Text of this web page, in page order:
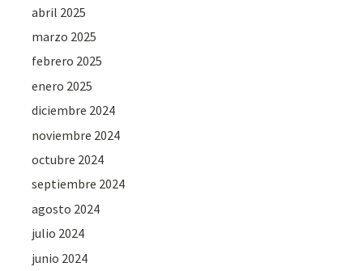
abril 2025
marzo 2025
febrero 2025
enero 2025
diciembre 2024
noviembre 2024
octubre 2024
septiembre 2024
agosto 2024
julio 2024
junio 2024